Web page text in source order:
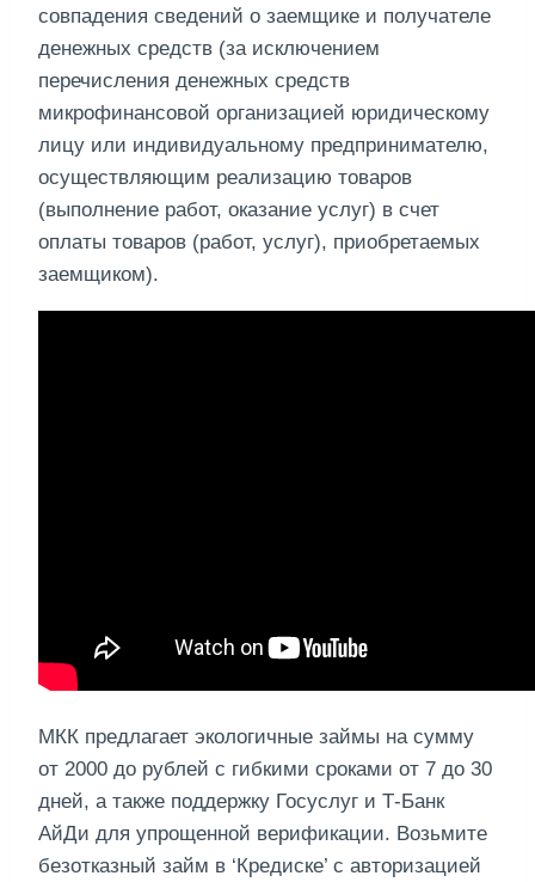
совпадения сведений о заемщике и получателе
денежных средств (за исключением
перечисления денежных средств
микрофинансовой организацией юридическому
лицу или индивидуальному предпринимателю,
осуществляющим реализацию товаров
(выполнение работ, оказание услуг) в счет
оплаты товаров (работ, услуг), приобретаемых
заемщиком).
МКК предлагает экологичные займы на сумму
от 2000 до рублей с гибкими сроками от 7 до 30
дней, а также поддержку Госуслуг и Т-Банк
АйДи для упрощенной верификации. Возьмите
безотказный займ в ‘Кредиске’ с авторизацией